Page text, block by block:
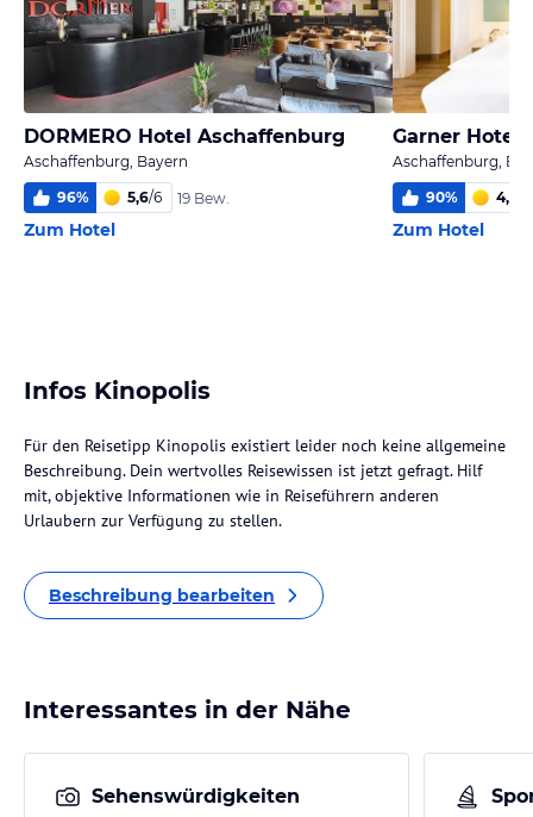
DORMERO Hotel Aschaffenburg
Aschaffenburg, Bayern
96% 5,6/6 19 Bew.
Zum Hotel
Garner Hotel
Aschaffenburg,
90% 4,5
Zum Hotel
Infos Kinopolis
Für den Reisetipp Kinopolis existiert leider noch keine allgemeine
Beschreibung. Dein wertvolles Reisewissen ist jetzt gefragt. Hilf
mit, objektive Informationen wie in Reiseführern anderen
Urlaubern zur Verfügung zu stellen.
Beschreibung bearbeiten
Interessantes in der Nähe
Sehenswürdigkeiten